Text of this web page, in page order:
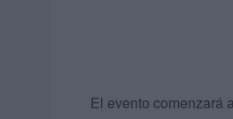
El evento comenzará